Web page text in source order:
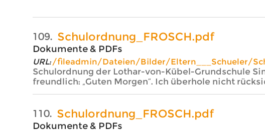
109. Schulordnung_FROSCH.pdf
Dokumente & PDFs
URL: /fileadmin/Dateien/Bilder/Eltern___Schueler/
Schulordnung der Lothar-von-Kübel-Grundschule
freundlich: „Guten Morgen“. Ich überhole nicht
110. Schulordnung_FROSCH.pdf
Dokumente & PDFs